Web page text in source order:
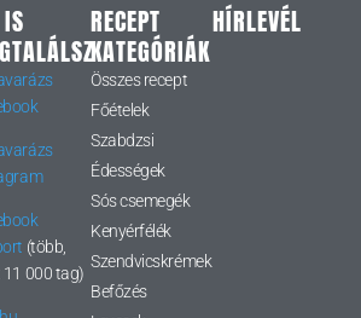
(több,
11 000 tag)
RECEPT
KATEGÓRIÁK
Összes recept
Főételek
Szabdzsi
Édességek
Sós csemegék
Kenyérfélék
Szendvicskrémek
Befőzés
HÍRLEVÉL